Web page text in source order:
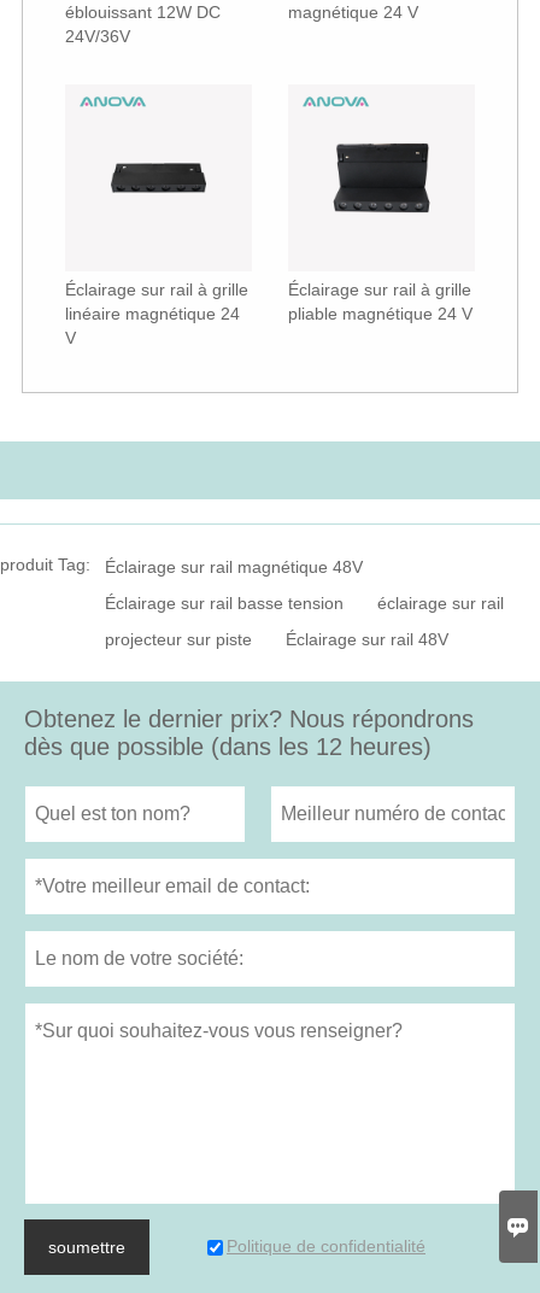
éblouissant 12W DC
24V/36V
magnétique 24 V
Éclairage sur rail à grille
linéaire magnétique 24
V
Éclairage sur rail à grille
pliable magnétique 24 V
produit Tag:
Éclairage sur rail magnétique 48V
Éclairage sur rail basse tension
éclairage sur rail
projecteur sur piste
Éclairage sur rail 48V
Obtenez le dernier prix? Nous répondrons
dès que possible (dans les 12 heures)
soumettre Politique de confidentialité
